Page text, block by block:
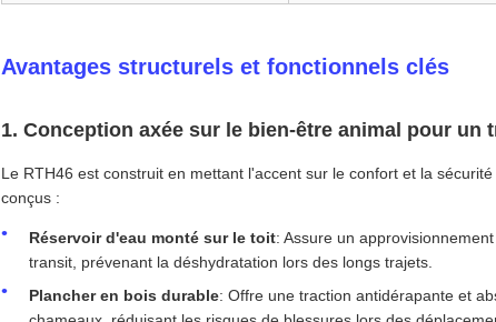
Avantages structurels et fonctionnels clés
1. Conception axée sur le bien-être animal pour un
Le RTH46 est construit en mettant l'accent sur le confort et la
conçus :
Réservoir d'eau monté sur le toit: Assure un
transit, prévenant la déshydratation lors des longs trajets.
Plancher en bois durable: Offre une traction antidérapante et